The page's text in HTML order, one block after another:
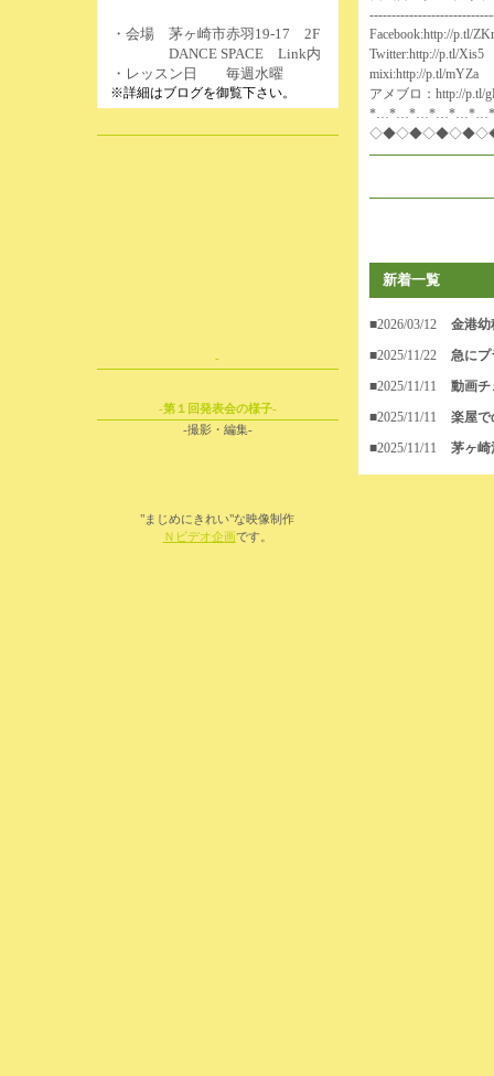
Facebook:http://p.tl/
Twitter:http://p.tl/Xis5
mixi:http://p.tl/mYZa
アメブロ： http://p.tl/
新着一覧
■2026/03/12
金港
■2025/11/22
急にプ
■2025/11/11
動画チ
■2025/11/11
楽屋で
■2025/11/11
茅ヶ崎
・会場 茅ヶ崎市赤羽19-17 2F
DANCE SPACE Link内
・レッスン日 毎週水曜
※詳細はブログを御覧下さい。
-
-第１回発表会の様子-
-撮影・編集-
"まじめにきれい"な映像制作
Ｎビデオ企画です。